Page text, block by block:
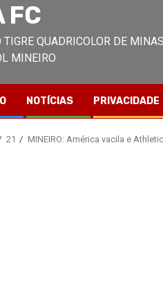
FC
QUADRICOLOR DE
MINEIRO
NOTÍCIAS PRIVACIDADE
21 MINEIRO: América vacila e